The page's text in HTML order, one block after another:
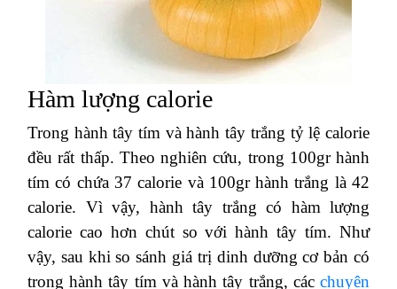
Hàm lượng calorie
Trong hành tây tím và hành tây trắng tỷ lệ calorie
đều rất thấp. Theo nghiên cứu, trong 100gr hành
tím có chứa 37 calorie và 100gr hành trắng là 42
calorie. Vì vậy, hành tây trắng có hàm lượng
calorie cao hơn chút so với hành tây tím. Như
vậy, sau khi so sánh giá trị dinh dưỡng cơ bản có
trong hành tây tím và hành tây trắng, cácchuyên